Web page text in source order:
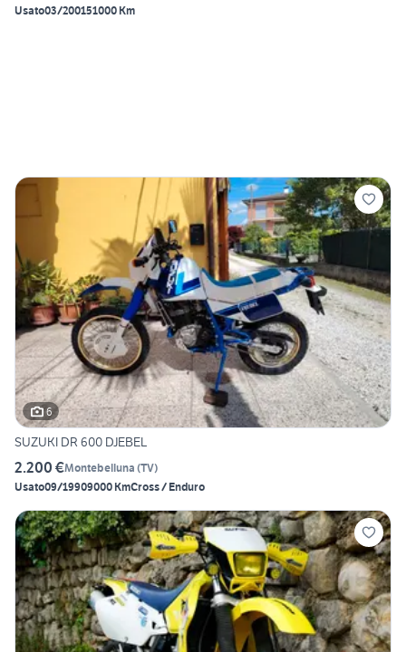
Usato03/200151000 Km
6
SUZUKI DR 600 DJEBEL
2.200 €Montebelluna (TV)
Usato09/19909000 KmCross / Enduro